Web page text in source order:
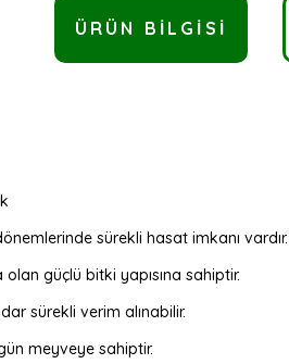
ÜRÜN BILGISI
sürekli hasat imkanı vardır.
güçlü bitki yapısına sahiptir.
sürekli verim alınabilir.
meyveye sahiptir.